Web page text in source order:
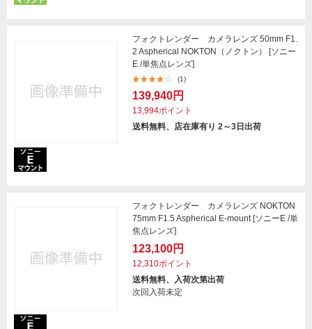
フォクトレンダー カメラレンズ 50mm F1.
2 Aspherical NOKTON（ノクトン） [ソニー
E /単焦点レンズ]
(1)
139,940円
13,994ポイント
送料無料、店在庫有り 2～3日出荷
フォクトレンダー カメラレンズ NOKTON
75mm F1.5 Aspherical E-mount [ソニーE /単
焦点レンズ]
123,100円
12,310ポイント
送料無料、入荷次第出荷
次回入荷未定